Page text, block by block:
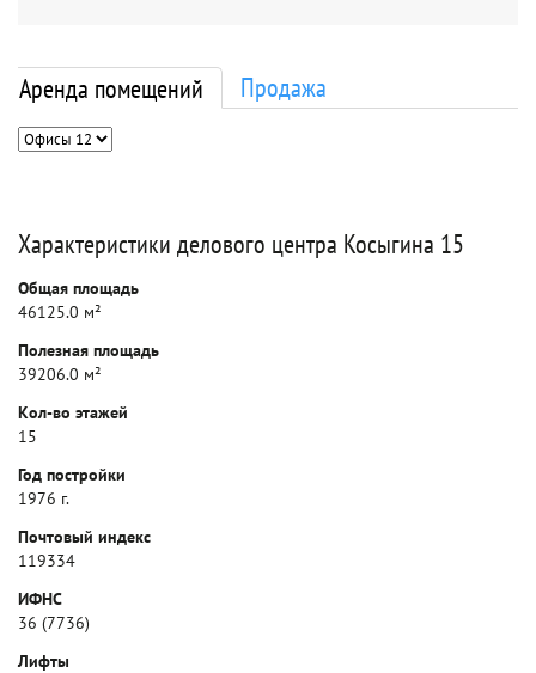
Аренда помещений Продажа
Характеристики делового центра Косыгина 15
Общая площадь
46125.0 м²
Полезная площадь
39206.0 м²
Кол-во этажей
15
Год постройки
1976 г.
Почтовый индекс
119334
ИФНС
36 (7736)
Лифты